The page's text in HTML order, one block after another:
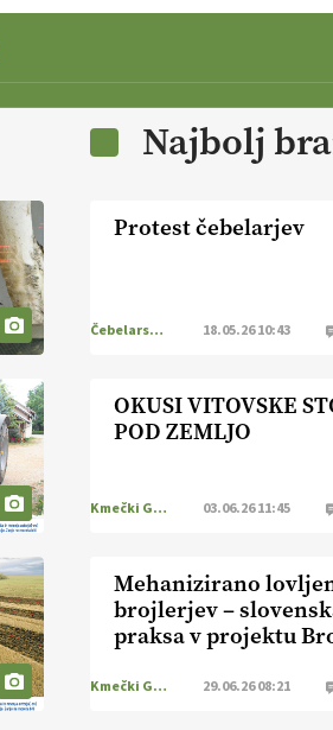
Najbolj
Protest čebelarjev
Čebelarstvo 18.05.26 10:43
OKUSI VITOVSKE
POD ZEMLJO
Kmečki Glas 03.06.26 11:45
Mehanizirano
brojlerjev –
praksa v projektu
Kmečki Glas 29.06.26 08:21